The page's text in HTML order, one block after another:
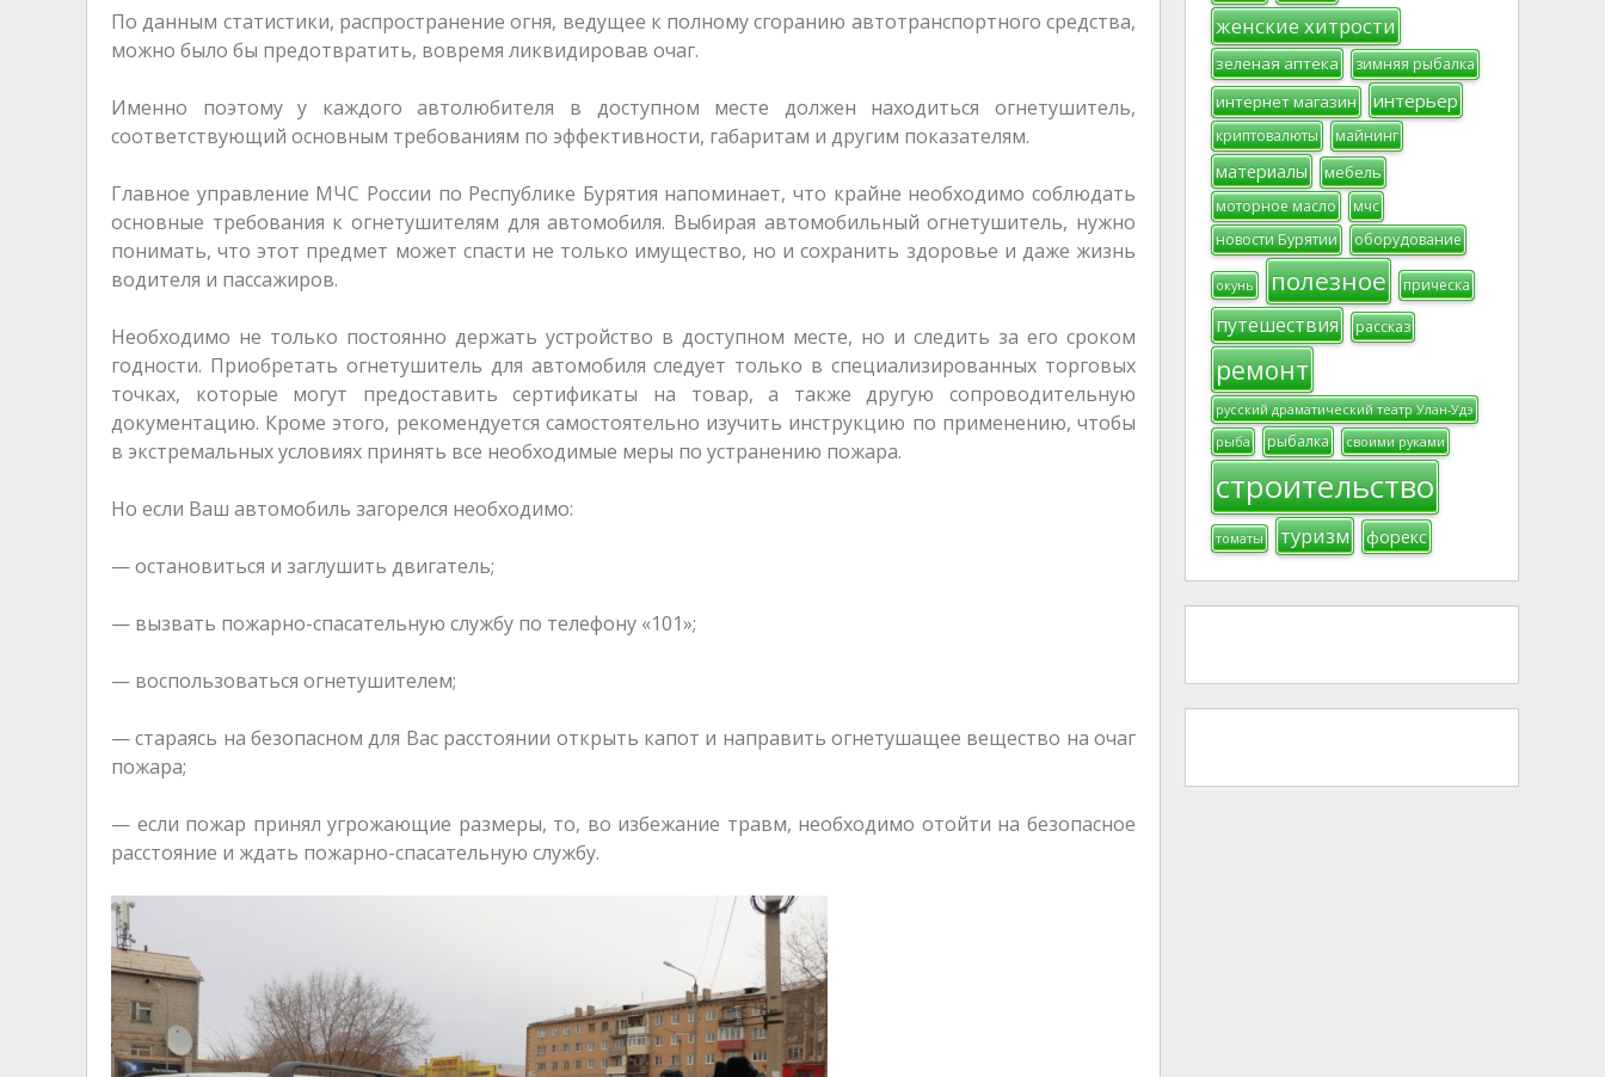
По данным статистики, распространение огня, ведущее к полному сгоранию автотранспортного средства,
можно было бы предотвратить, вовремя ликвидировав очаг.
Именно поэтому у каждого автолюбителя в доступном месте должен находиться огнетушитель,
соответствующий основным требованиям по эффективности, габаритам и другим показателям.
Главное управление МЧС России по Республике Бурятия напоминает, что крайне необходимо соблюдать
основные требования к огнетушителям для автомобиля. Выбирая автомобильный огнетушитель, нужно
понимать, что этот предмет может спасти не только имущество, но и сохранить здоровье и даже жизнь
водителя и пассажиров.
Необходимо не только постоянно держать устройство в доступном месте, но и следить за его сроком
годности. Приобретать огнетушитель для автомобиля следует только в специализированных торговых
точках, которые могут предоставить сертификаты на товар, а также другую сопроводительную
документацию. Кроме этого, рекомендуется самостоятельно изучить инструкцию по применению, чтобы
в экстремальных условиях принять все необходимые меры по устранению пожара.
Но если Ваш автомобиль загорелся необходимо:
— остановиться и заглушить двигатель;
— вызвать пожарно-спасательную службу по телефону «101»;
— воспользоваться огнетушителем;
— стараясь на безопасном для Вас расстоянии открыть капот и направить огнетушащее вещество на очаг
пожара;
— если пожар принял угрожающие размеры, то, во избежание травм, необходимо отойти на безопасное
расстояние и ждать пожарно-спасательную службу.
женские хитрости
зеленая аптека зимняя рыбалка
интернет магазин интерьер
криптовалюты майнинг
материалы мебель
моторное масло
мчс
новости Бурятии
оборудование
окунь полезное прическа
путешествия рассказ
ремонт
русский драматический театр Улан-Удэ
рыба
рыбалка своими руками
строительство
томаты туризм форекс